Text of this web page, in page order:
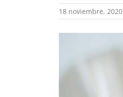
18 noviembre, 2020
grande